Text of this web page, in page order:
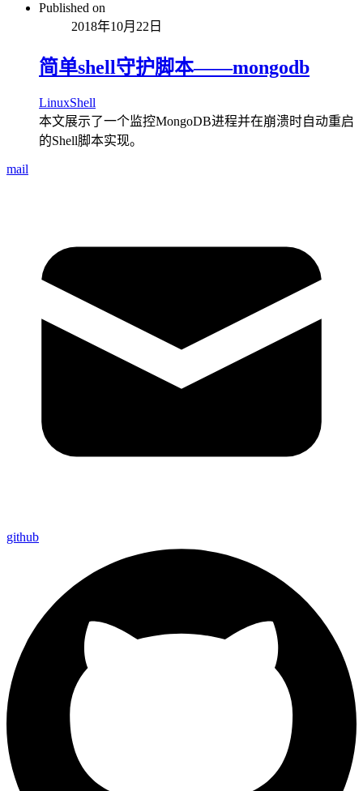
Published on
2018年10月22日
简单shell守护脚本——mongodb
LinuxShell
本文展示了一个监控MongoDB进程并在崩溃时自动重启
的Shell脚本实现。
mail
github